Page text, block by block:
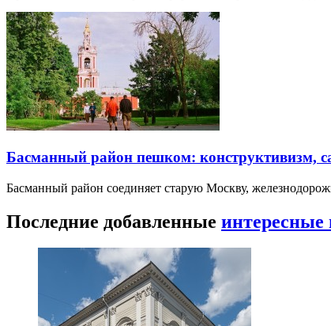
Басманный район пешком: конструктивизм,
Басманный район соединяет старую Москву,
Последние добавленные интересные